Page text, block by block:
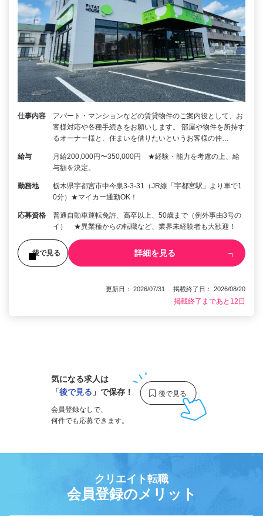
仕事内容
アパート・マンションなどの賃貸物件のご案内役として、お
客様対応や各種手続きをお願いします。 部屋や物件を所持す
るオーナー様と、住まいを借りたいというお客様の仲…
給与
月給200,000円〜350,000円 ★経験・能力を考慮の上、給
与額を決定。
勤務地
栃木県宇都宮市中今泉3-3-31（JR線「宇都宮駅」より車で1
0分）★マイカー通勤OK！
応募資格
普通自動車運転免許、高卒以上、50歳まで（例外事由3号の
イ） ★異業種からの転職など、業界未経験者も大歓迎！
後で見る 詳細を見る
更新日： 2026/07/31 掲載終了日： 2026/08/20
掲載終了まであと12日
気になる求人は
「後で見る 」で保存！
会員登録なしで、
何件でも応募できます。
クリエイト転職
会員登録のメリット